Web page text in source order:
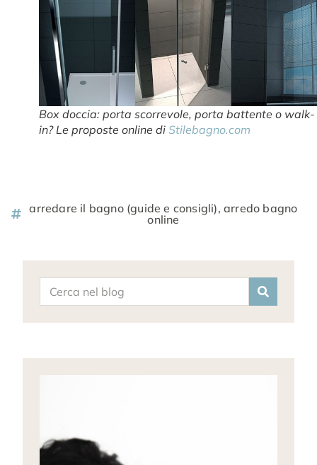
Box doccia: porta scorrevole, porta battente o walk-
in? Le proposte online di Stilebagno.com
arredare il bagno (guide e consigli),arredo bagno
online